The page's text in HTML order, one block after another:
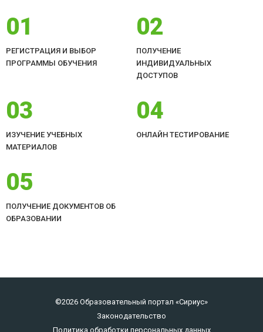
01
РЕГИСТРАЦИЯ И ВЫБОР
ПРОГРАММЫ ОБУЧЕНИЯ
02
ПОЛУЧЕНИЕ
ИНДИВИДУАЛЬНЫХ
ДОСТУПОВ
03
ИЗУЧЕНИЕ УЧЕБНЫХ
МАТЕРИАЛОВ
04
ОНЛАЙН ТЕСТИРОВАНИЕ
05
ПОЛУЧЕНИЕ ДОКУМЕНТОВ ОБ
ОБРАЗОВАНИИ
©2026 Образовательный портал «Сириус»
Законодательство
Политика обработки персональных данных